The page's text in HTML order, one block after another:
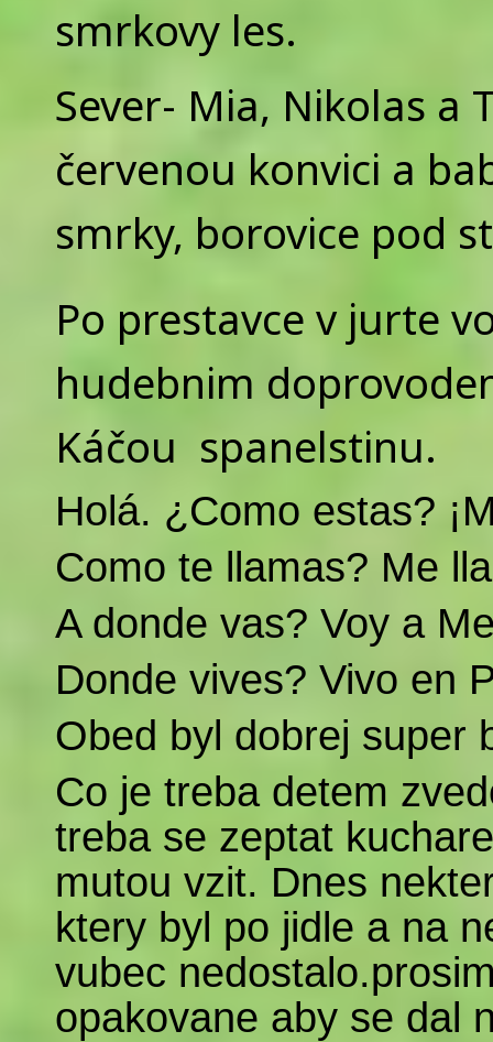
smrkovy les.
Sever- Mia, Nikolas a
červenou konvici a
smrky, borovice pod
Po prestavce v jurte
hudebnim
Káčou spanelstinu.
Holá. ¿Como estas?
Como te llamas? Me
A donde vas? Voy a
Donde vives? Vivo en
Obed byl dobrej super
Co je treba detem
treba se zeptat
mutou vzit. Dnes
ktery byl po jidle a na
vubec
opakovane aby se dal